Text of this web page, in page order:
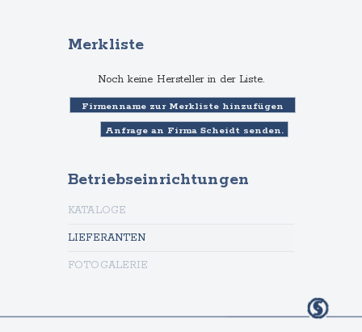
Merkliste
Noch keine Hersteller in der Liste.
Betriebseinrichtungen
KATALOGE
LIEFERANTEN
FOTOGALERIE